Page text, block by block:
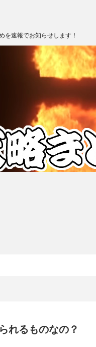
を速報でお知らせします！
れるものなの？